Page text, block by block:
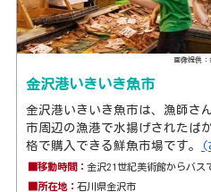
画像提供：
金沢港いきいき魚市
金沢港いきいき魚市は、漁師さ
市周辺の漁港で水揚げされたば
格で購入できる鮮魚市場です。
(
■移動時間：金沢21世紀美術館からバス
■所在地：石川県金沢市